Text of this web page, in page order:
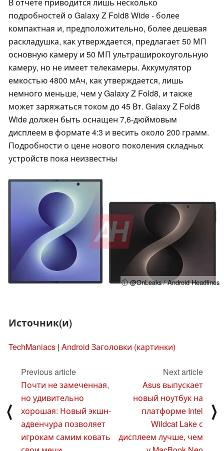
подробностей о Galaxy Z Fold8 Wide - более
компактная и, предположительно, более дешевая
раскладушка, как утверждается, предлагает 50 МП
основную камеру и 50 МП ультраширокоугольную
камеру, но не имеет телекамеры. Аккумулятор
емкостью 4800 мАч, как утверждается, лишь
немного меньше, чем у Galaxy Z Fold8, и также
может заряжаться током до 45 Вт. Galaxy Z Fold8
Wide должен быть оснащен 7,6-дюймовым
дисплеем в формате 4:3 и весить около 200 грамм.
Подробности о цене нового поколения складных
устройств пока неизвестны
ⓘ @OnLeaks / Android Headlines
Источник(и)
TechManiacs | Android Заголовки (картинки)
⟨
Previous article
Почти не замеченная,
но удивительно
хорошая: Новый экшн-
адвенчура позволяет
игрокам самим ковать
Next article
Asus выпускает
новый ноутбук на
платформе Intel
Wildcat Lake с
дисплеем лучше, чем
⟩